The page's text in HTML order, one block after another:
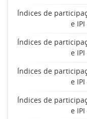
Índices de
e
Índices de
e
Índices de
e
Índices de
e